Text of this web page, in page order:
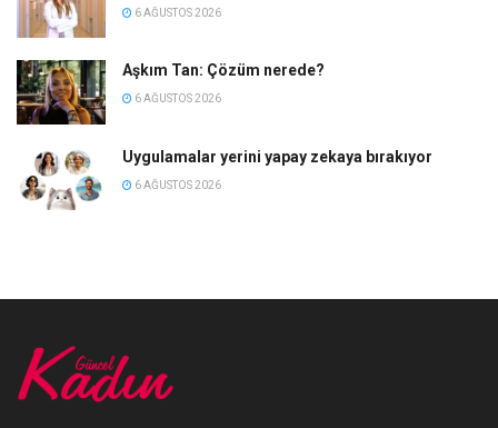
6 AĞUSTOS 2026
Aşkım Tan: Çözüm nerede?
6 AĞUSTOS 2026
Uygulamalar yerini yapay zekaya bırakıyor
6 AĞUSTOS 2026